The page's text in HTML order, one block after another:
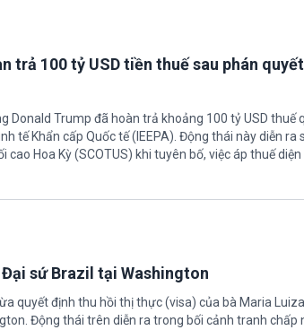
trả 100 tỷ USD tiền thuế sau phán
Donald Trump đã hoàn trả khoảng 100 tỷ USD thuế
tế Khẩn cấp Quốc tế (IEEPA). Động thái này diễn ra
cao Hoa Kỳ (SCOTUS) khi tuyên bố, việc áp thuế diện
sứ Brazil tại Washington
quyết định thu hồi thị thực (visa) của bà Maria
Động thái trên diễn ra trong bối cảnh tranh chấp